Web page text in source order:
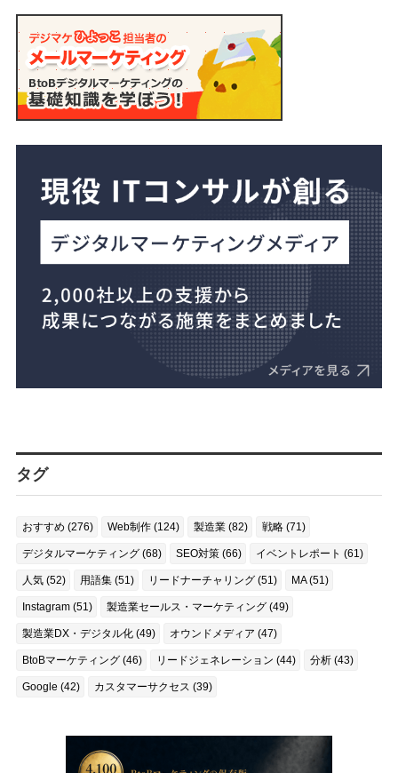
タグ
おすすめ (276) Web制作 (124) 製造業 (82) 戦略 (71)
デジタルマーケティング (68) SEO対策 (66) イベントレポート (61)
人気 (52) 用語集 (51) リードナーチャリング (51) MA (51)
Instagram (51) 製造業セールス・マーケティング (49)
製造業DX・デジタル化 (49) オウンドメディア (47)
BtoBマーケティング (46) リードジェネレーション (44) 分析 (43)
Google (42) カスタマーサクセス (39)